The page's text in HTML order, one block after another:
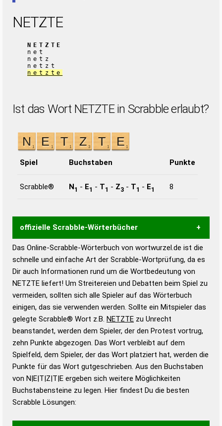
NETZTE
NETZTE
net
netz
netzt
netzte
Ist das Wort NETZTE in Scrabble erlaubt?
Spiel Buchstaben Punkte
Scrabble® N1 - E1 - T1 - Z3 - T1 - E1 8
offizielle Scrabble-Wörterbücher
Wortwurzel liefert mit Hilfe eines semantischen
Wortanalyse-Algorithmus gute Anhaltspunkte zu
Wortbedeutung, Worttrennung und Wortform, um die
Gültigkeit eines Wortes für das Scrabble-Spiel zu
bestimmen!
zugelassene Turnier Scrabble-
Wörterbücher sind:
Duden – Standardwerk in 12 Bänden
Duden – Richtiges und gutes
Deutsch
Duden – Die deutsche Grammatik
Duden – Deutsches
Das Online-Scrabble-Wörterbuch von wortwurzel.de ist die
schnelle und einfache Art der Scrabble-Wortprüfung, da es
Dir auch Informationen rund um die Wortbedeutung von
NETZTE liefert! Um Streitereien und Debatten beim Spiel zu
vermeiden, sollten sich alle Spieler auf das Wörterbuch
einigen, das sie verwenden werden. Sollte ein Mitspieler das
gelegte Scrabble® Wort z.B. NETZTE zu Unrecht
beanstandet, werden dem Spieler, der den Protest vortrug,
zehn Punkte abgezogen. Das Wort verbleibt auf dem
Spielfeld, dem Spieler, der das Wort platziert hat, werden die
Punkte für das Wort gutgeschrieben. Aus den Buchstaben
von N|E|T|Z|T|E ergeben sich weitere Möglichkeiten
Buchstabensteine zu legen. Hier findest Du die besten
Scrabble Lösungen: